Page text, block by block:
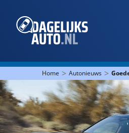
Home > Autonieuws >